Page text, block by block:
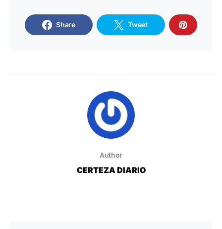
Share Tweet
Author
CERTEZA DIARIO